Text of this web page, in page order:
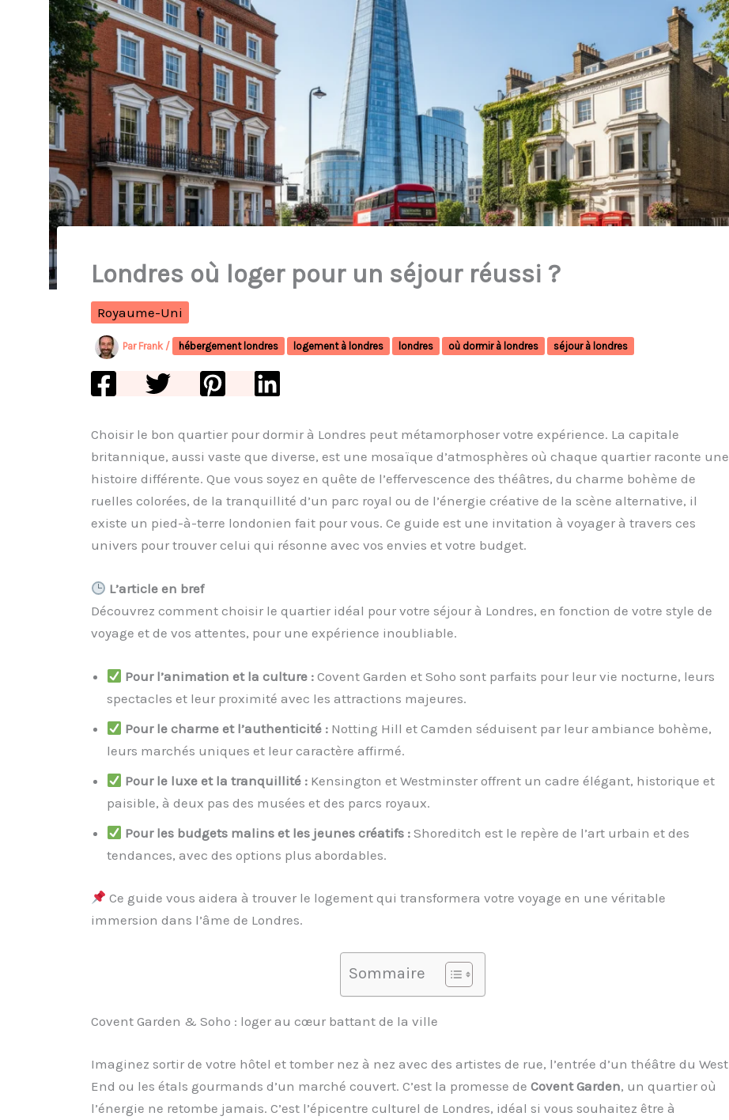
Londres où loger pour un séjour réussi ?
Royaume-Uni
Par Frank / hébergement londres logement à londres londres où dormir à londres séjour à londres
Choisir le bon quartier pour dormir à Londres peut métamorphoser votre expérience. La capitale
britannique, aussi vaste que diverse, est une mosaïque d’atmosphères où chaque quartier raconte une
histoire différente. Que vous soyez en quête de l’effervescence des théâtres, du charme bohème de
ruelles colorées, de la tranquillité d’un parc royal ou de l’énergie créative de la scène alternative, il
existe un pied-à-terre londonien fait pour vous. Ce guide est une invitation à voyager à travers ces
univers pour trouver celui qui résonne avec vos envies et votre budget.
L’article en bref
Découvrez comment choisir le quartier idéal pour votre séjour à Londres, en fonction de votre style de
voyage et de vos attentes, pour une expérience inoubliable.
Pour l’animation et la culture :Covent Garden et Soho sont parfaits pour leur vie nocturne, leurs
spectacles et leur proximité avec les attractions majeures.
Pour le charme et l’authenticité :Notting Hill et Camden séduisent par leur ambiance bohème,
leurs marchés uniques et leur caractère affirmé.
Pour le luxe et la tranquillité :Kensington et Westminster offrent un cadre élégant, historique et
paisible, à deux pas des musées et des parcs royaux.
Pour les budgets malins et les jeunes créatifs :Shoreditch est le repère de l’art urbain et des
tendances, avec des options plus abordables.
Ce guide vous aidera à trouver le logement qui transformera votre voyage en une véritable
immersion dans l’âme de Londres.
Sommaire
Covent Garden & Soho : loger au cœur battant de la ville
Imaginez sortir de votre hôtel et tomber nez à nez avec des artistes de rue, l’entrée d’un théâtre du West
End ou les étals gourmands d’un marché couvert. C’est la promesse de Covent Garden, un quartier où
l’énergie ne retombe jamais. C’est l’épicentre culturel de Londres, idéal si vous souhaitez être à